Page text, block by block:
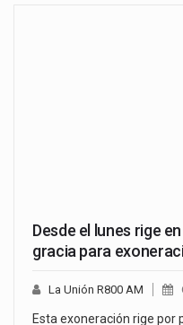
Desde el lunes rige
gracia para
La Unión R800 AM
Esta exoneración rige por